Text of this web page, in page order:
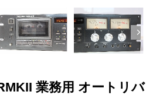
Next
業務用 オートリバ